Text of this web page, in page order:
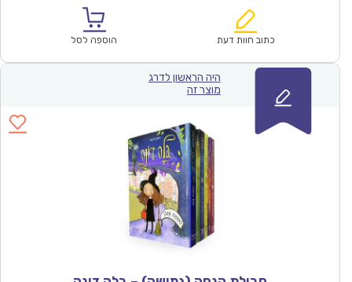
₪628.00.
הוא:
כתוב חוות דעת הוספה לסל
היה הראשון לדרג
מוצר זה